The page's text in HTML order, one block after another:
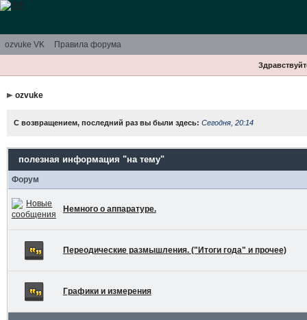
ozvuke VK Правила форума
ozvuke
С возвращением, последний раз вы были здесь: Сегодня, 20:14
полезная информация "на тему"
Форум
Немного о аппаратуре.
Переодические размышления. ("Итоги года" и прочее)
Графики и измерения